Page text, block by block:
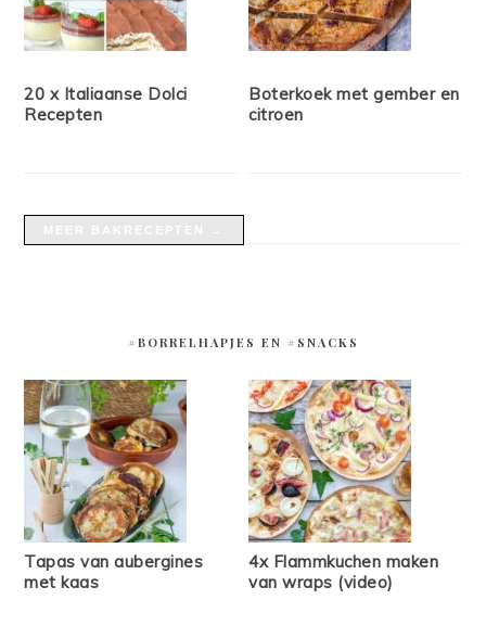
20 x Italiaanse Dolci
Recepten
Boterkoek met gember en
citroen
#BORRELHAPJES EN #SNACKS
Tapas van aubergines
met kaas
4x Flammkuchen maken
van wraps (video)